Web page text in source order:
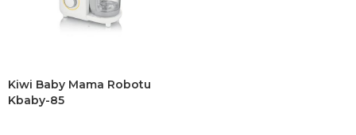
Kiwi Baby Mama Robotu
Kbaby-85